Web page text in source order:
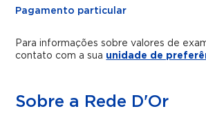
Pagamento particular
Para informações sobre valores de
contato com a sua unidade de
Sobre a Rede D'Or